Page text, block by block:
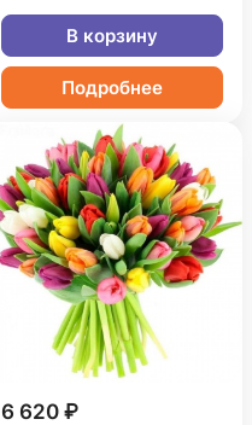
В корзину
Подробнее
6 620 ₽